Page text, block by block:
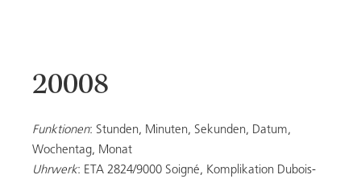
DAMEN
20008
Funktionen: Stunden, Minuten, Sekunden, Datum,
Wochentag, Monat
Uhrwerk: ETA 2824/9000 Soigné, Komplikation Dubois-